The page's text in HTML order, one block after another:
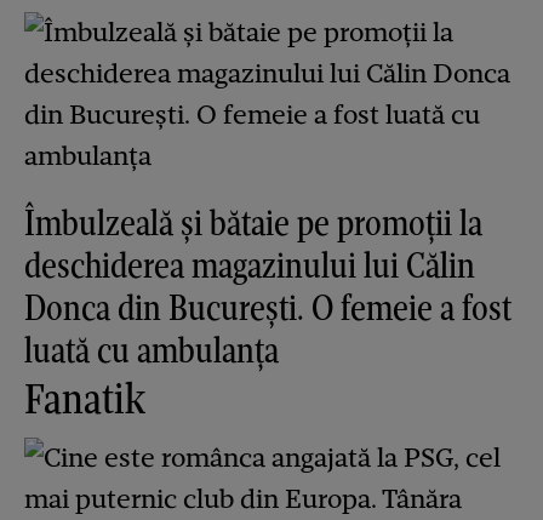
Îmbulzeală și bătaie pe promoții la
deschiderea magazinului lui Călin
Donca din București. O femeie a fost
luată cu ambulanța
Fanatik